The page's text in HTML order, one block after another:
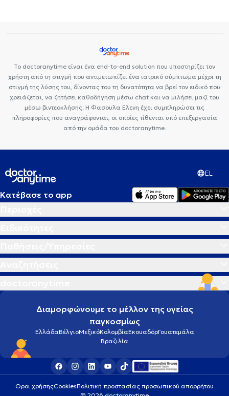
Το doctoranytime είναι ένα end-to-end solution που υποστηρίζει τον
χρήστη από τη στιγμή που αντιμετωπίζει ένα ιατρικό σύμπτωμα μέχρι τη
στιγμή της λύσης του, δίνοντας του τη δυνατότητα να βρεί τον ειδικό που
χρειάζεται, να ζητήσει καθοδήγηση μέσω chat και να μιλήσει μαζί του
μέσω βιντεοκλήσης. Η Φασουλα Ελενη έχει συμπληρώσει τις
πληροφορίες που αναγράφονται, οι οποίες τίθενται υπό επεξεργασία
από την ομάδα του doctoranytime.
EL
Κατέβασε το app
Διαμορφώνουμε το μέλλον της υγείας
παγκοσμίως
ΕλλάδαΒέλγιοΜεξικόΚολομβίαΕκουαδόρΓουατεμάλα
Βραζιλία
Οροι χρήσηςCookiesΠολιτική προστασίας προσωπικού απορρήτου